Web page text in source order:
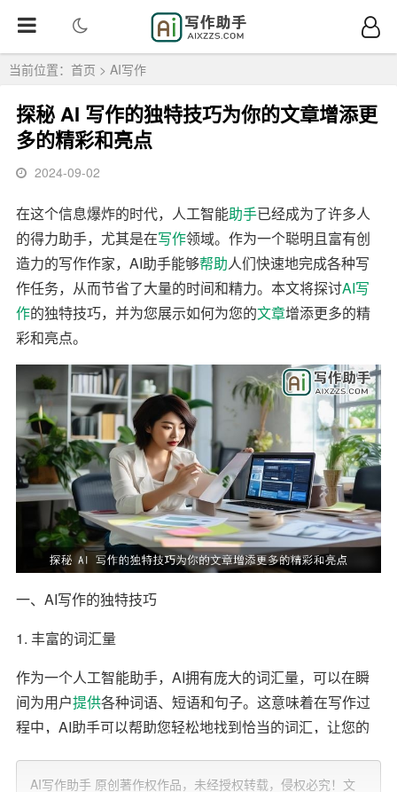
当前位置： 首页 > AI写作
探秘 AI 写作的独特技巧为你的文章增添更
多的精彩和亮点
2024-09-02
在这个信息爆炸的时代，人工智能助手已经成为了许多人
的得力助手，尤其是在写作领域。作为一个聪明且富有创
造力的写作作家，AI助手能够帮助人们快速地完成各种写
作任务，从而节省了大量的时间和精力。本文将探讨AI写
作的独特技巧，并为您展示如何为您的文章增添更多的精
彩和亮点。
一、AI写作的独特技巧
1. 丰富的词汇量
作为一个人工智能助手，AI拥有庞大的词汇量，可以在瞬
间为用户提供各种词语、短语和句子。这意味着在写作过
程中，AI助手可以帮助您轻松地找到恰当的词汇，让您的
AI写作助手 原创著作权作品，未经授权转载，侵权必究！文